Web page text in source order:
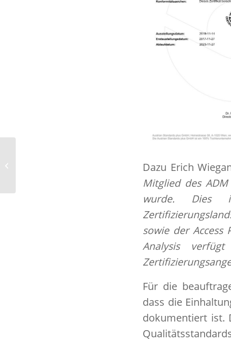
Dazu Erich
Mitglied des
wurde. Dies
sowie der Access
Analysis
Für die
dass die
dokumentiert ist.